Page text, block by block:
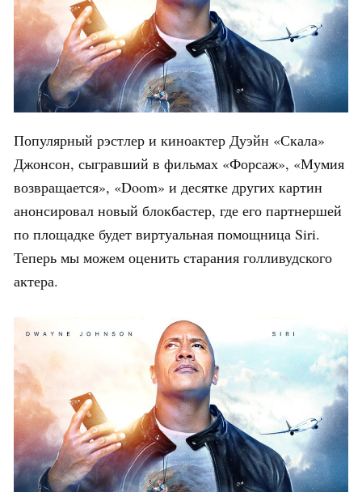
Популярный рэстлер и киноактер Дуэйн «Скала»
Джонсон, сыгравший в фильмах «Форсаж», «Мумия
возвращается», «Doom» и десятке других картин
анонсировал новый блокбастер, где его партнершей
по площадке будет виртуальная помощница Siri.
Теперь мы можем оценить старания голливудского
актера.